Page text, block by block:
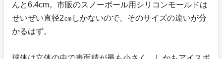
んと6.4cm。市販のスノーボール用シリコンモールドは
せいぜい直径2㎝しかないので、そのサイズの違いが分
かるはず。